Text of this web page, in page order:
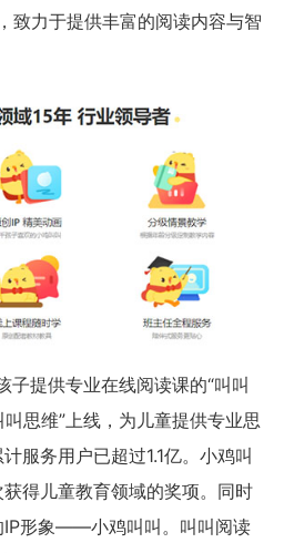
致力于提供丰富的阅读内容与智
提供专业在线阅读课的“叫叫
思维”上线，为儿童提供专业思
服务用户已超过1.1亿。小鸡叫
得儿童教育领域的奖项。同时
IP形象——小鸡叫叫。叫叫阅读